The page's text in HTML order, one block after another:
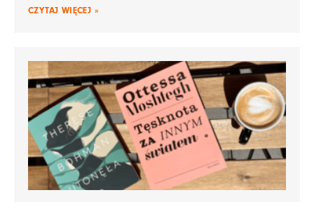
CZYTAJ WIĘCEJ »